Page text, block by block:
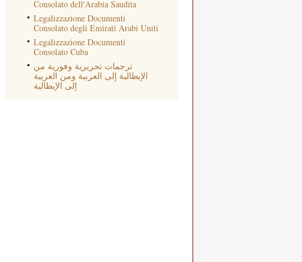
Consolato dell'Arabia Saudita
Legalizzazione Documenti
Consolato degli Emirati Arabi Uniti
Legalizzazione Documenti
Consolato Cuba
ترجمات تحريرية وفورية من
الإيطالية إلى العربية ومن العربية
إلى الإيطالية